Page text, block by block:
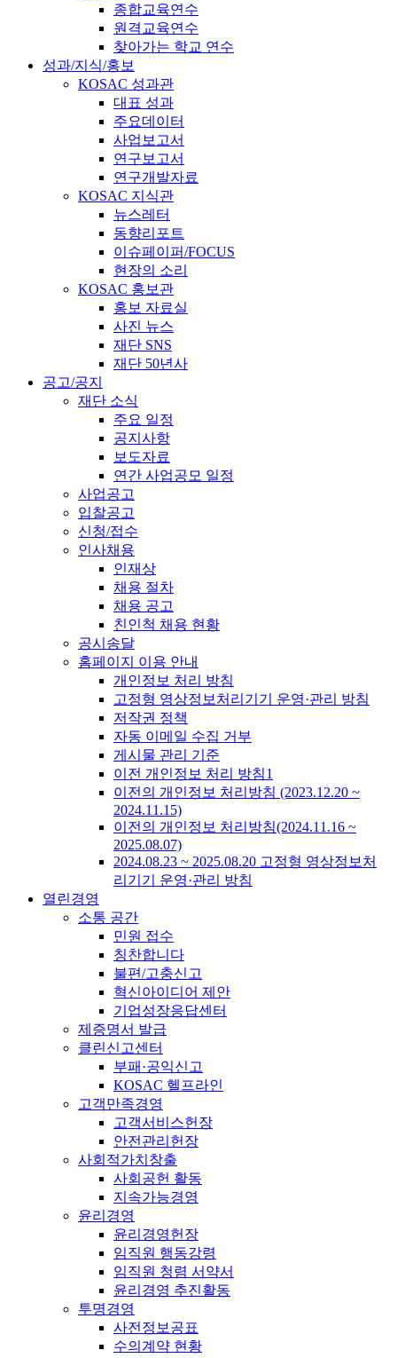
종합교육연수
원격교육연수
찾아가는 학교 연수
성과/지식/홍보
KOSAC 성과관
대표 성과
주요데이터
사업보고서
연구보고서
연구개발자료
KOSAC 지식관
뉴스레터
동향리포트
이슈페이퍼/FOCUS
현장의 소리
KOSAC 홍보관
홍보 자료실
사진 뉴스
재단 SNS
재단 50년사
공고/공지
재단 소식
주요 일정
공지사항
보도자료
연간 사업공모 일정
사업공고
입찰공고
신청/접수
인사채용
인재상
채용 절차
채용 공고
친인척 채용 현황
공시송달
홈페이지 이용 안내
개인정보 처리 방침
고정형 영상정보처리기기 운영·관리 방침
저작권 정책
자동 이메일 수집 거부
게시물 관리 기준
이전 개인정보 처리 방침1
이전의 개인정보 처리방침 (2023.12.20 ~
2024.11.15)
이전의 개인정보 처리방침(2024.11.16 ~
2025.08.07)
2024.08.23 ~ 2025.08.20 고정형 영상정보처
리기기 운영·관리 방침
열린경영
소통 공간
민원 접수
칭찬합니다
불편/고충신고
혁신아이디어 제안
기업성장응답센터
제증명서 발급
클린신고센터
부패·공익신고
KOSAC 헬프라인
고객만족경영
고객서비스헌장
안전관리헌장
사회적가치창출
사회공헌 활동
지속가능경영
윤리경영
윤리경영헌장
임직원 행동강령
임직원 청렴 서약서
윤리경영 추진활동
투명경영
사전정보공표
수의계약 현황